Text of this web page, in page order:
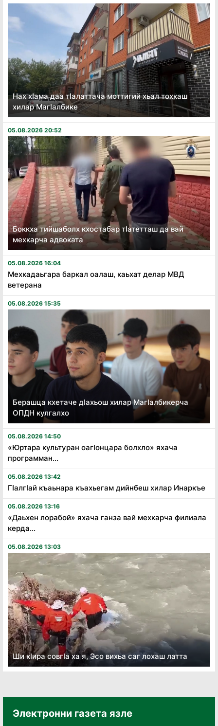
Нах хӏама даа тӏалаттача моттигий хьал тохкаш
хилар Магӏалбике
05.08.2026 20:52
Боккха тийшаболх кхостабар тӏатетташ да вай
мехкарча адвоката
05.08.2026 16:04
Мехкадаьгара баркал оалаш, каьхат делар МВД
ветерана
05.08.2026 15:35
Берашца кхетаче дӏахьош хилар Магӏалбикерча
ОПДН кулгалхо
05.08.2026 14:50
«Юртара культуран оагӏонцара болхло» яхача
программан...
05.08.2026 13:42
Гӏалгӏай къаьнара къахьегам дийнбеш хилар Инаркъе
05.08.2026 13:16
«Даьхен лорабой» яхача ганза вай мехкарча филиала
керда...
05.08.2026 13:03
Ши кӏира совгӏа ха я, Эсо вихьа саг лохаш латта
Электронни газета язле